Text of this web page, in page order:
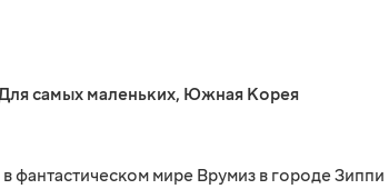
самых маленьких, Южная Корея
фантастическом мире Врумиз в городе Зиппи